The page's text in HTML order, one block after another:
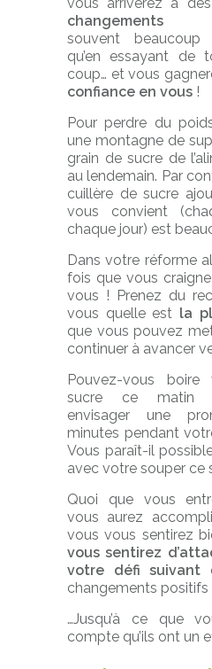
changements
souvent
qu’en essayant de
coup… et vous
confiance en vous !
Pour perdre du
une montagne de
grain de sucre de
au lendemain. Par
cuillère de sucre
vous convient
chaque jour) est
Dans votre réforme
fois que vous
vous ! Prenez du
vous quelle est la
que vous pouvez
continuer à avancer
Pouvez-vous
sucre ce matin
envisager une
minutes pendant
Vous paraît-il
avec votre souper ce
Quoi que vous
vous aurez
vous vous sentirez
vous sentirez
votre défi suivant
changements positifs
…Jusqu’à ce que
compte qu’ils ont un